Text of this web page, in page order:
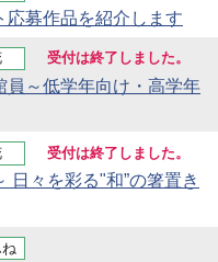
応募作品を紹介します
受付は終了しました。
員～低学年向け・高学年
受付は終了しました。
々を彩る"和”の箸置き